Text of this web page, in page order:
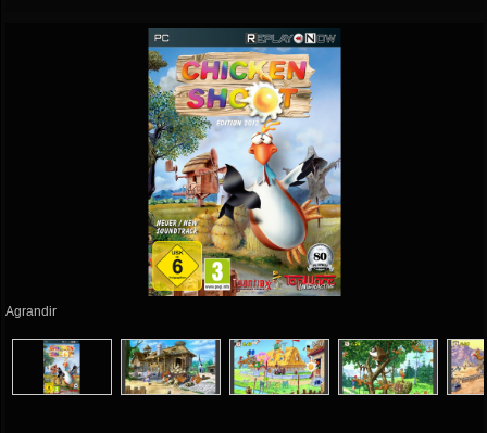
Agrandir